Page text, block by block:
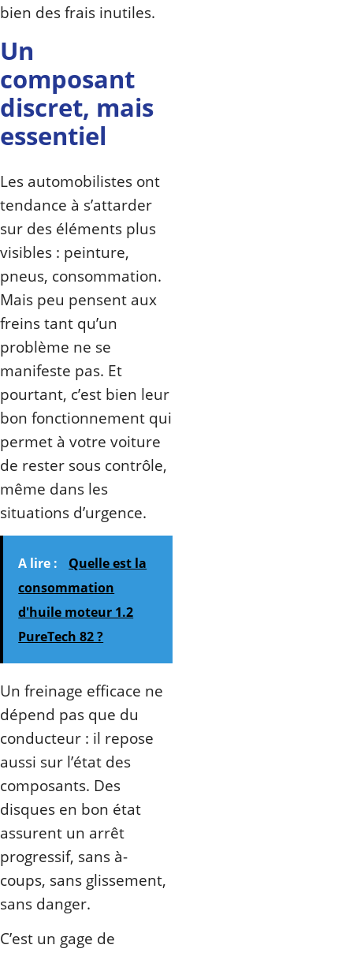
bien des frais inutiles.
Un
composant
discret, mais
essentiel
Les automobilistes ont
tendance à s’attarder
sur des éléments plus
visibles : peinture,
pneus, consommation.
Mais peu pensent aux
freins tant qu’un
problème ne se
manifeste pas. Et
pourtant, c’est bien leur
bon fonctionnement qui
permet à votre voiture
de rester sous contrôle,
même dans les
situations d’urgence.
A lire :
Quelle est la
consommation
d'huile moteur 1.2
PureTech 82 ?
Un freinage efficace ne
dépend pas que du
conducteur : il repose
aussi sur l’état des
composants. Des
disques en bon état
assurent un arrêt
progressif, sans à-
coups, sans glissement,
sans danger.
C’est un gage de